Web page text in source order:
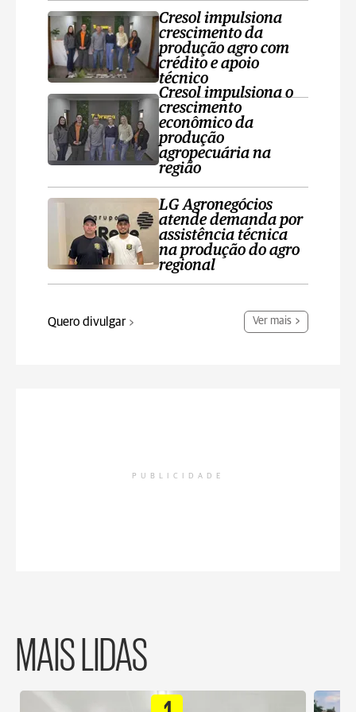
Cresol impulsiona
crescimento da
produção agro com
crédito e apoio
técnico
Cresol impulsiona o
crescimento
econômico da
produção
agropecuária na
região
LG Agronegócios
atende demanda por
assistência técnica
na produção do agro
regional
Quero divulgar Ver mais
PUBLICIDADE
MAIS LIDAS